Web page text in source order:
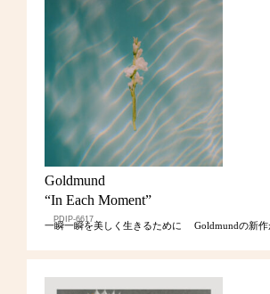
Goldmund
“In Each Moment”
一瞬一瞬を美しく生きるために Goldmundの新作
PDIP-6617